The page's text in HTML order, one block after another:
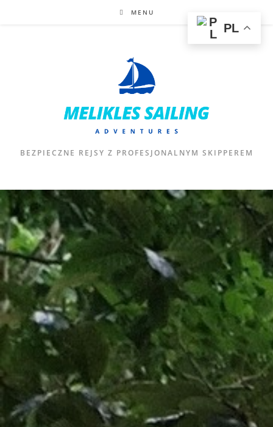
MENU
BEZPIECZNE REJSY Z PROFESJONALNYM SKIPPEREM
PL